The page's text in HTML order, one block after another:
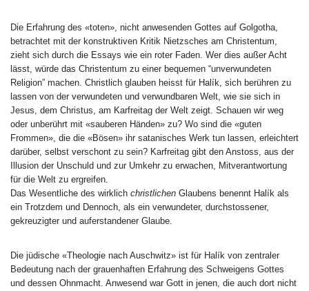
Die Erfahrung des «toten», nicht anwesenden Gottes auf Golgotha,
betrachtet mit der konstruktiven Kritik Nietzsches am Christentum,
zieht sich durch die Essays wie ein roter Faden. Wer dies außer Acht
lässt, würde das Christentum zu einer bequemen “unverwundeten
Religion” machen. Christlich glauben heisst für Halík, sich berühren zu
lassen von der verwundeten und verwundbaren Welt, wie sie sich in
Jesus, dem Christus, am Karfreitag der Welt zeigt. Schauen wir weg
oder unberührt mit «sauberen Händen» zu? Wo sind die «guten
Frommen», die die «Bösen» ihr satanisches Werk tun lassen, erleichtert
darüber, selbst verschont zu sein? Karfreitag gibt den Anstoss, aus der
Illusion der Unschuld und zur Umkehr zu erwachen, Mitverantwortung
für die Welt zu ergreifen.
Das Wesentliche des wirklich christlichen Glaubens benennt Halík als
ein Trotzdem und Dennoch, als ein verwundeter, durchstossener,
gekreuzigter und auferstandener Glaube.
Die jüdische «Theologie nach Auschwitz» ist für Halík von zentraler
Bedeutung nach der grauenhaften Erfahrung des Schweigens Gottes
und dessen Ohnmacht. Anwesend war Gott in jenen, die auch dort nicht